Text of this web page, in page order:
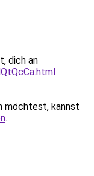
dich an
möchtest, kannst
.